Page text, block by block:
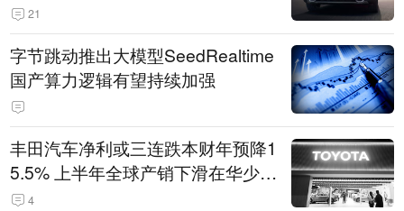
21
字节跳动推出大模型SeedRealtime
国产算力逻辑有望持续加强
丰田汽车净利或三连跌本财年预降1
5.5% 上半年全球产销下滑在华少卖
14.3万辆
4